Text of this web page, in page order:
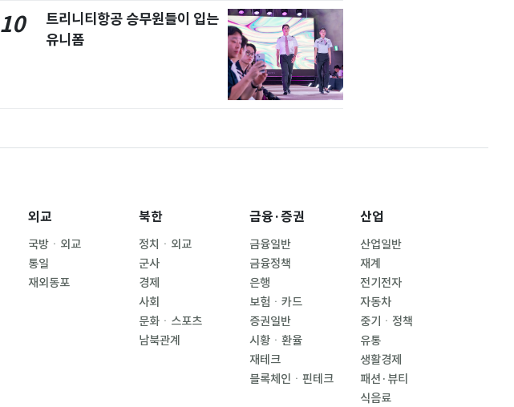
10
트리니티항공 승무원들이 입는
유니폼
외교
국방ㆍ외교
통일
재외동포
북한
정치ㆍ외교
군사
경제
사회
문화ㆍ스포츠
남북관계
금융·증권
금융일반
금융정책
은행
보험ㆍ카드
증권일반
시황ㆍ환율
재테크
블록체인ㆍ핀테크
산업
산업일반
재계
전기전자
자동차
중기ㆍ정책
유통
생활경제
패션·뷰티
식음료